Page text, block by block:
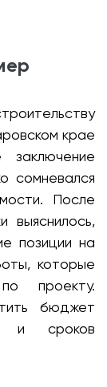
крае
заключение
сомневался
После
выяснилось,
позиции на
которые
проекту.
бюджет
и сроков